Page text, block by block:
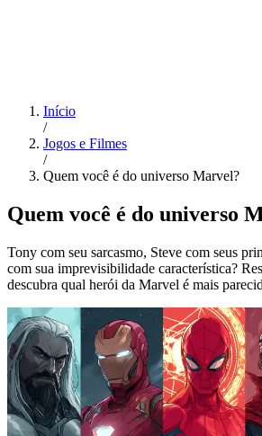
Início
/
Jogos e Filmes
/
Quem você é do universo Marvel?
Quem você é do universo
Tony com seu sarcasmo, Steve com seus
com sua imprevisibilidade característica?
descubra qual herói da Marvel é mais